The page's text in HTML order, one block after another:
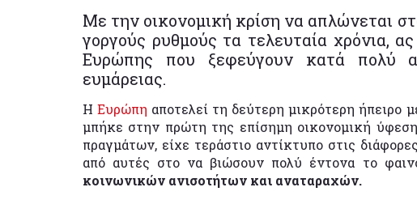
Με την οικονομική κρίση να απλώνεται
γοργούς ρυθμούς τα τελευταία χρόνια,
Ευρώπης που ξεφεύγουν κατά πολύ
ευμάρειας.
ΗΕυρώπη αποτελεί τη δεύτερη μικρότερη
μπήκε στην πρώτη της επίσημη οικονομική
πραγμάτων, είχε τεράστιο αντίκτυπο στις
από αυτές στο να βιώσουν πολύ έντονα το
κοινωνικών ανισοτήτων και αναταραχών.